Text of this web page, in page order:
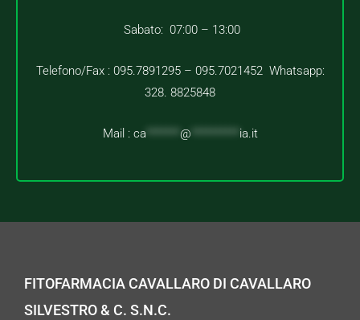
Sabato: 07:00 – 13:00
Telefono/Fax : 095.7891295 – 095.7021452 Whatsapp:
328. 8825848
Mail : ca @ ia.it
FITOFARMACIA CAVALLARO DI CAVALLARO
SILVESTRO & C. S.N.C.